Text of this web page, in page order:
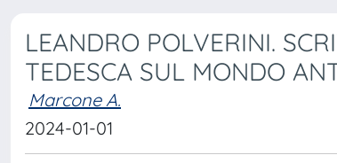
LEANDRO POLVERINI.
TEDESCA SUL MONDO
Marcone A.
2024-01-01